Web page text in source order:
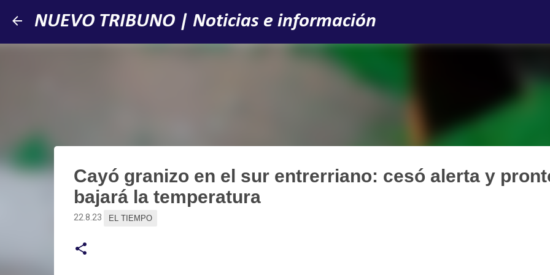
Ir al contenido principal
NUEVO TRIBUNO | Noticias e información
Cayó granizo en el sur entrerriano: cesó alerta y
bajará la temperatura
22.8.23 EL TIEMPO